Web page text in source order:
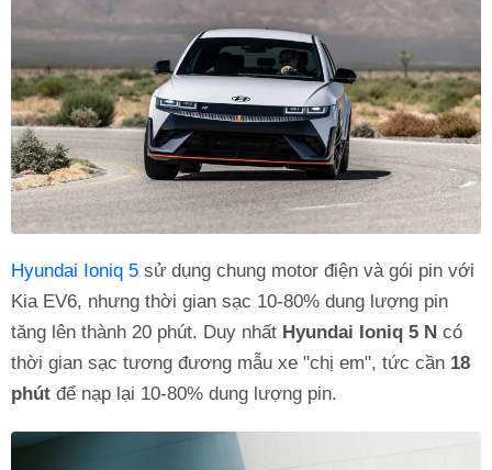
Hyundai Ioniq 5 sử dụng chung motor điện và gói pin với
Kia EV6, nhưng thời gian sạc 10-80% dung lượng pin
tăng lên thành 20 phút. Duy nhất Hyundai Ioniq 5 N có
thời gian sạc tương đương mẫu xe "chị em", tức cần 18
phút để nạp lại 10-80% dung lượng pin.